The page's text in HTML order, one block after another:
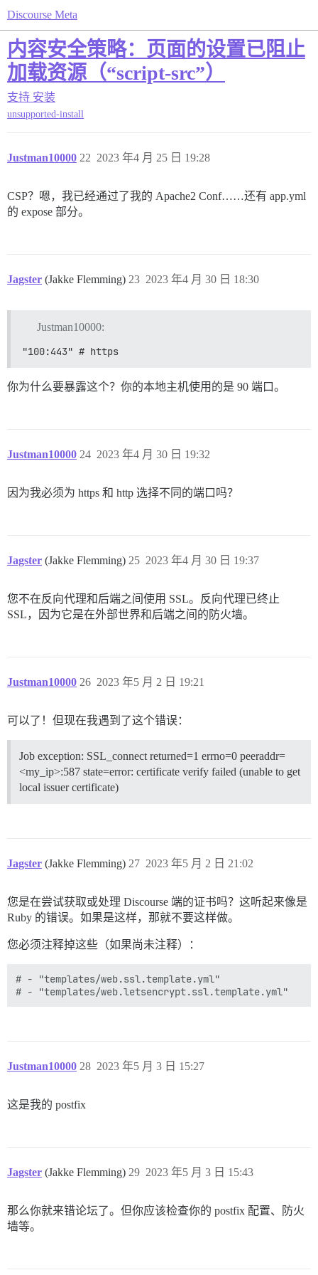
Discourse Meta
内容安全策略：页面的设置已阻止
加载资源（“script-src”）
支持 安装
unsupported-install
Justman10000 2023 年4 月 25 日 19:28
22
CSP？嗯，我已经通过了我的 Apache2 Conf……还有 app.yml
的 expose 部分。
Jagster (Jakke Flemming) 2023 年4 月 30 日 18:30
23
Justman10000:
"100:443" # https
你为什么要暴露这个？你的本地主机使用的是 90 端口。
Justman10000 2023 年4 月 30 日 19:32
24
因为我必须为 https 和 http 选择不同的端口吗？
Jagster (Jakke Flemming) 2023 年4 月 30 日 19:37
25
您不在反向代理和后端之间使用 SSL。反向代理已终止
SSL，因为它是在外部世界和后端之间的防火墙。
Justman10000 2023 年5 月 2 日 19:21
26
可以了！但现在我遇到了这个错误：
Job exception: SSL_connect returned=1 errno=0 peeraddr=
<my_ip>:587 state=error: certificate verify failed (unable to get
local issuer certificate)
Jagster (Jakke Flemming) 2023 年5 月 2 日 21:02
27
您是在尝试获取或处理 Discourse 端的证书吗？这听起来像是
Ruby 的错误。如果是这样，那就不要这样做。
您必须注释掉这些（如果尚未注释）：
# - "templates/web.ssl.template.yml"
Justman10000 2023 年5 月 3 日 15:27
28
这是我的 postfix
Jagster (Jakke Flemming) 2023 年5 月 3 日 15:43
29
那么你就来错论坛了。但你应该检查你的 postfix 配置、防火
墙等。